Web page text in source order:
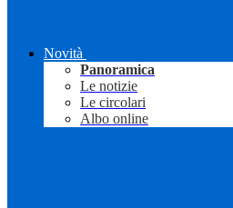
Novità
Panoramica
Le notizie
Le circolari
Albo online